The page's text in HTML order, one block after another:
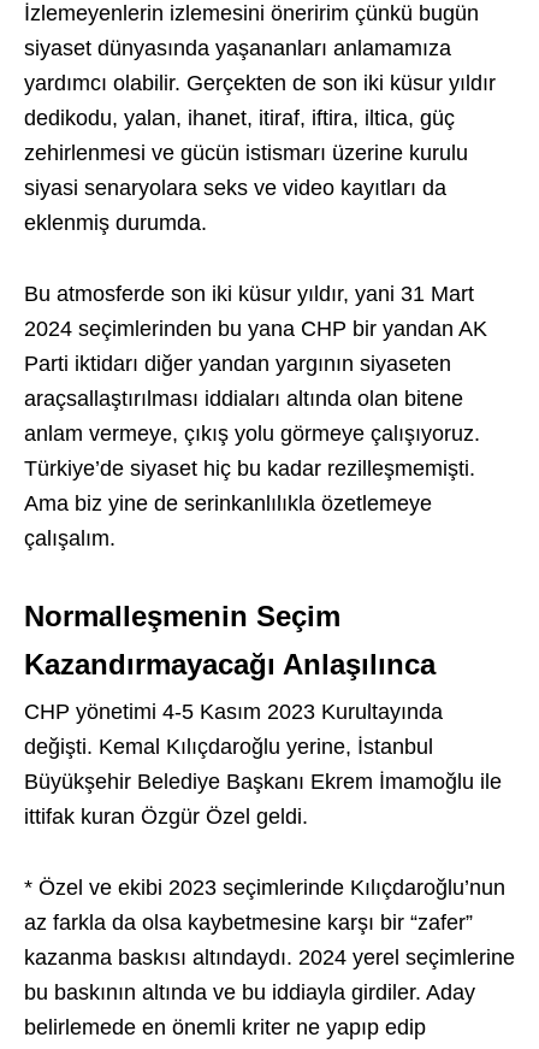
İzlemeyenlerin izlemesini öneririm çünkü bugün
siyaset dünyasında yaşananları anlamamıza
yardımcı olabilir. Gerçekten de son iki küsur yıldır
dedikodu, yalan, ihanet, itiraf, iftira, iltica, güç
zehirlenmesi ve gücün istismarı üzerine kurulu
siyasi senaryolara seks ve video kayıtları da
eklenmiş durumda.
Bu atmosferde son iki küsur yıldır, yani 31 Mart
2024 seçimlerinden bu yana CHP bir yandan AK
Parti iktidarı diğer yandan yargının siyaseten
araçsallaştırılması iddiaları altında olan bitene
anlam vermeye, çıkış yolu görmeye çalışıyoruz.
Türkiye’de siyaset hiç bu kadar rezilleşmemişti.
Ama biz yine de serinkanlılıkla özetlemeye
çalışalım.
Normalleşmenin Seçim
Kazandırmayacağı Anlaşılınca
CHP yönetimi 4-5 Kasım 2023 Kurultayında
değişti. Kemal Kılıçdaroğlu yerine, İstanbul
Büyükşehir Belediye Başkanı Ekrem İmamoğlu ile
ittifak kuran Özgür Özel geldi.
* Özel ve ekibi 2023 seçimlerinde Kılıçdaroğlu’nun
az farkla da olsa kaybetmesine karşı bir “zafer”
kazanma baskısı altındaydı. 2024 yerel seçimlerine
bu baskının altında ve bu iddiayla girdiler. Aday
belirlemede en önemli kriter ne yapıp edip